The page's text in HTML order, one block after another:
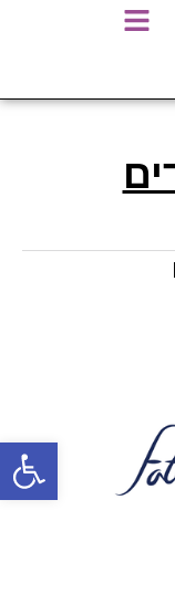
פתח